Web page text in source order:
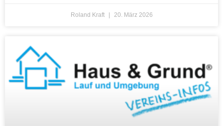
Roland Kraft 20. März 2026